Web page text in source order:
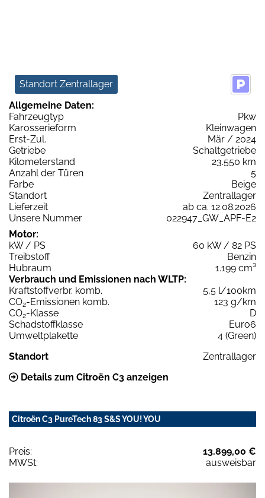
Standort Zentrallager
Allgemeine Daten:
Fahrzeugtyp
Pkw
Karosserieform
Kleinwagen
Erst-Zul.
Mär / 2024
Getriebe
Schaltgetriebe
Kilometerstand
23.550 km
Anzahl der Türen
5
Farbe
Beige
Standort
Zentrallager
Lieferzeit
ab ca. 12.08.2026
Unsere Nummer
022947_GW_APF-E2
Motor:
kW / PS
60 kW / 82 PS
Treibstoff
Benzin
Hubraum
1.199 cm³
Verbrauch und Emissionen nach WLTP:
Kraftstoffverbr. komb.
5,5 l/100km
CO2-Emissionen komb.
123 g/km
CO2-Klasse
D
Schadstoffklasse
Euro6
Umweltplakette
4 (Green)
Standort
Zentrallager
Details zum Citroën C3 anzeigen
Citroën C3 PureTech 83 S&S YOU! YOU
Preis:
13.899,00 €
MWSt:
ausweisbar